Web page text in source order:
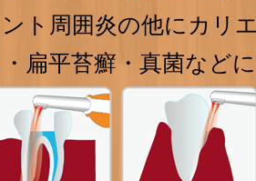
ト周囲炎の他にカリ
扁平苔癬・真菌など